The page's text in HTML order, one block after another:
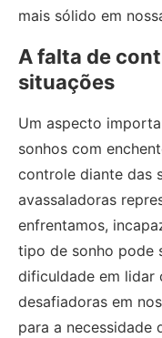
mais sólido em
A falta de
situações
Um aspecto
sonhos com
controle diante das
avassaladoras
enfrentamos,
tipo de sonho pode
dificuldade em lidar
desafiadoras em
para a necessidade